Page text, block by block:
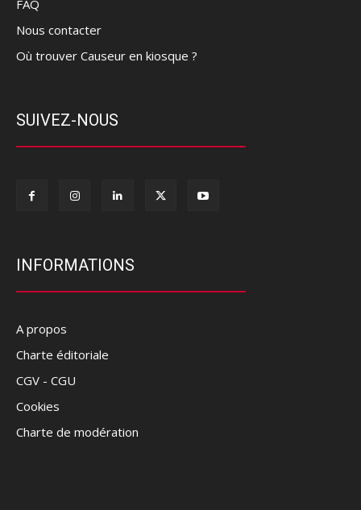
FAQ
Nous contacter
Où trouver Causeur en kiosque ?
SUIVEZ-NOUS
INFORMATIONS
A propos
Charte éditoriale
CGV - CGU
Cookies
Charte de modération